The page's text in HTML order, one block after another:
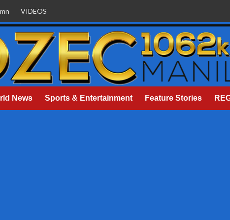
VIDEOS
News Sports & Entertainment Feature Stories